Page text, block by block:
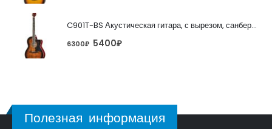
C901T-BS Акустическая гитара, с вырезом, санберст, Caraya
6300₽ 5400₽
Полезная информация